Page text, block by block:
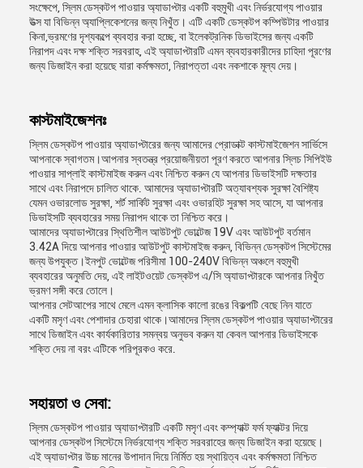
সংক্ষেপে, স্লিম ডেস্কটপ পাওয়ার অ্যাডাপ্টার একটি বহুমুখী এবং নির্ভরযোগ্য পাওয়ার
উত্স যা বিভিন্ন অ্যাপ্লিকেশনের জন্য নিখুঁত। এটি একটি ডেস্কটপ কম্পিউটার পাওয়ার
কিনা,ভ্রমণের দৃশ্যকল্পে ব্যবহার করা হচ্ছে, বা ইলেকট্রনিক ডিভাইসের জন্য একটি
নিরাপদ এবং দক্ষ শক্তি সরবরাহ, এই অ্যাডাপ্টারটি এমন ব্যবহারকারীদের চাহিদা পূরণের
জন্য ডিজাইন করা হয়েছে যারা কর্মক্ষমতা, নিরাপত্তা এবং নকশাকে মূল্য দেয়।
কাস্টমাইজেশনঃ
স্লিম ডেস্কটপ পাওয়ার অ্যাডাপ্টারের জন্য আমাদের প্রোডাক্ট কাস্টমাইজেশন সার্ভিসে
আপনাকে স্বাগতম।আপনার স্বতন্ত্র প্রয়োজনীয়তা পূরণ করতে আপনার স্লিচ সিপিইউ
পাওয়ার সাপ্লাই কাস্টমাইজ করুন এবং নিশ্চিত করুন যে আপনার ডিভাইসটি দক্ষতার
সাথে এবং নিরাপদে চালিত থাকে. আমাদের অ্যাডাপ্টারটি অত্যাবশ্যক সুরক্ষা বৈশিষ্ট্য
যেমন ওভারলোড সুরক্ষা, শর্ট সার্কিট সুরক্ষা এবং ওভারহিট সুরক্ষা সহ আসে, যা আপনার
ডিভাইসটি ব্যবহারের সময় নিরাপদ থাকে তা নিশ্চিত করে।
আমাদের অ্যাডাপ্টারের স্থিতিশীল আউটপুট ভোল্টেজ 19V এবং আউটপুট বর্তমান
3.42A দিয়ে আপনার পাওয়ার আউটপুট কাস্টমাইজ করুন, বিভিন্ন ডেস্কটপ সিস্টেমের
জন্য উপযুক্ত।ইনপুট ভোল্টেজ পরিসীমা 100-240V বিভিন্ন অঞ্চলে বহুমুখী
ব্যবহারের অনুমতি দেয়, এই লাইটওয়েট ডেস্কটপ এ/সি অ্যাডাপ্টারকে আপনার নিখুঁত
ভ্রমণ সঙ্গী করে তোলে।
আপনার সেটআপের সাথে মেলে এমন ক্লাসিক কালো রঙের বিকল্পটি বেছে নিন যাতে
একটি মসৃণ এবং পেশাদার চেহারা থাকে।আমাদের স্লিম ডেস্কটপ পাওয়ার অ্যাডাপ্টারের
সাথে ডিজাইন এবং কার্যকারিতার সমন্বয় অনুভব করুন যা কেবল আপনার ডিভাইসকে
শক্তি দেয় না বরং এটিকে পরিপূরকও করে.
সহায়তা ও সেবা:
স্লিম ডেস্কটপ পাওয়ার অ্যাডাপ্টারটি একটি মসৃণ এবং কম্প্যাক্ট ফর্ম ফ্যাক্টর দিয়ে
আপনার ডেস্কটপ সিস্টেমে নির্ভরযোগ্য শক্তি সরবরাহের জন্য ডিজাইন করা হয়েছে।
এই অ্যাডাপ্টার উচ্চ মানের উপাদান দিয়ে নির্মিত হয় স্থায়িত্ব এবং কর্মক্ষমতা নিশ্চিত